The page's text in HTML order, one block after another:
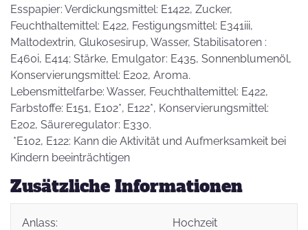
Esspapier: Verdickungsmittel: E1422, Zucker,
Feuchthaltemittel: E422, Festigungsmittel: E341iii,
Maltodextrin, Glukosesirup, Wasser, Stabilisatoren :
E460i, E414; Stärke, Emulgator: E435, Sonnenblumenöl,
Konservierungsmittel: E202, Aroma.
Lebensmittelfarbe: Wasser, Feuchthaltemittel: E422,
Farbstoffe: E151, E102*, E122*, Konservierungsmittel:
E202, Säureregulator: E330.
*E102, E122: Kann die Aktivität und Aufmerksamkeit bei
Kindern beeinträchtigen
Zusätzliche Informationen
Anlass: Hochzeit